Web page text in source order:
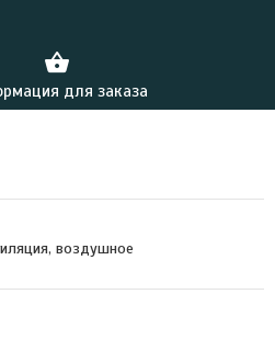
для заказа
воздушное